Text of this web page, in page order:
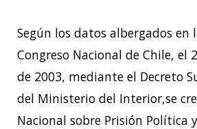
Según los datos albergados en
Congreso Nacional de Chile, el
de 2003, mediante el Decreto
del Ministerio del Interior,se
Nacional sobre Prisión Política